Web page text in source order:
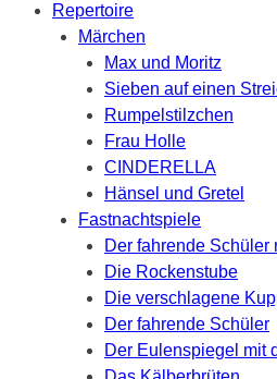
Repertoire
Märchen
Max und Moritz
Sieben auf einen
Rumpelstilzchen
Frau Holle
CINDERELLA
Hänsel und Gretel
Fastnachtspiele
Der fahrende Schüler
Die Rockenstube
Die verschlagene
Der fahrende Schüler
Der Eulenspiegel mit